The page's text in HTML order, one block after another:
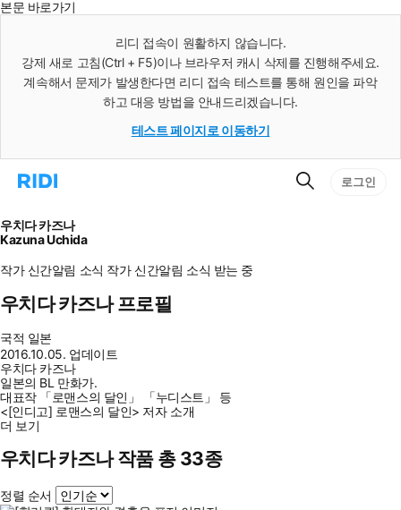
본문 바로가기
리디 접속이 원활하지 않습니다.
강제 새로 고침(Ctrl + F5)이나 브라우저 캐시 삭제를 진행해주세요.
계속해서 문제가 발생한다면 리디 접속 테스트를 통해 원인을 파악
하고 대응 방법을 안내드리겠습니다.
테스트 페이지로 이동하기
리
으
로
동
검
로그인
우치다 카즈나
Kazuna Uchida
작가 신간알림 소식 작가 신간알림 소식 받는 중
우치다 카즈나 프로필
국적 일본
2016.10.05. 업데이트
우치다 카즈나
일본의 BL 만화가.
대표작 「로맨스의 달인」 「누디스트」 등
<[인디고] 로맨스의 달인> 저자 소개
더 보기
우치다 카즈나 작품 총 33종
정렬 순서